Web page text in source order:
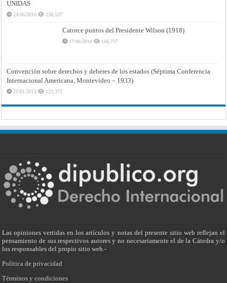
UNIDAS
24/06/2010 238,537
Catorce puntos del Presidente Wilson (1918)
17/06/2010 166,737
Convención sobre derechos y deberes de los estados (Séptima Conferencia
Internacional Americana, Montevideo – 1933)
21/01/2013 123,373
Las opiniones vertidas en los artículos y notas del presente sitio web reflejan el
pensamiento de sus respectivos autores y no necesariamente el de la Cátedra y/o
los responsables del propio sitio web.-
Política de privacidad
Términos y condiciones